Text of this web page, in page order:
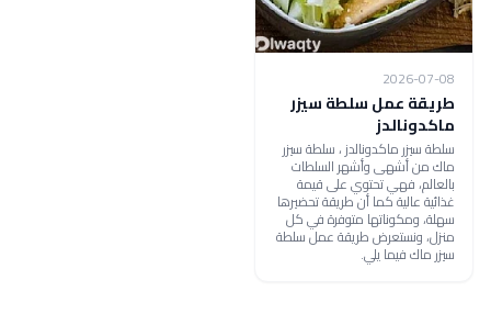
2026-07-08
طريقة عمل سلطة سيزر
ماكدونالدز
سلطة سيزر ماكدونالدز ، سلطة سيزر
ماك من أشهى وأشهر السلطات
بالعالم، فهي تحتوي على قيمة
غذائية عالية كما أن طريقة تحضيرها
سهلة، ومكوناتها متوفرة في كل
منزل، ونستعرض طريقة عمل سلطة
سيزر ماك فيما يلي.